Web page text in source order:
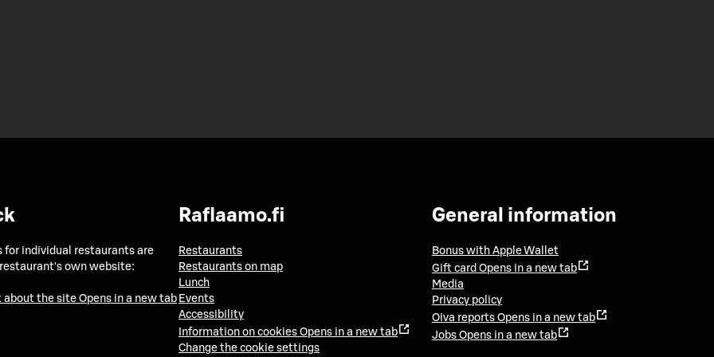
for individual restaurants are
own website:
about the site Opens in a new tab
Raflaamo.fi
Restaurants
Restaurants on map
Lunch
Events
Accessibility
Information on cookies Opens in a new tab
Change the cookie settings
General information
Bonus with Apple Wallet
Gift card Opens in a new tab
Media
Privacy policy
Oiva reports Opens in a new tab
Jobs Opens in a new tab